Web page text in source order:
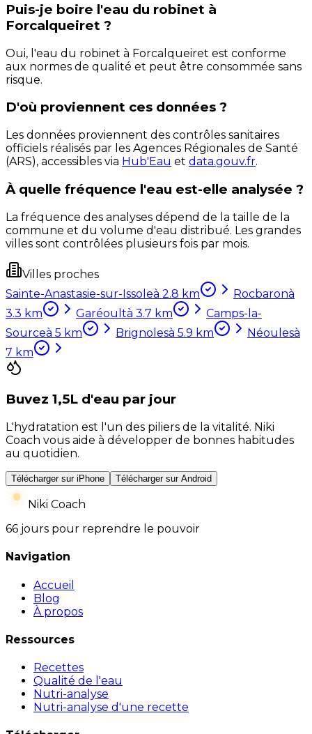
Puis-je boire l'eau du robinet à
Forcalqueiret ?
Oui, l'eau du robinet à Forcalqueiret est conforme
aux normes de qualité et peut être consommée sans
risque.
D'où proviennent ces données ?
Les données proviennent des contrôles sanitaires
officiels réalisés par les Agences Régionales de Santé
(ARS), accessibles via Hub'Eau et data.gouv.fr.
À quelle fréquence l'eau est-elle analysée ?
La fréquence des analyses dépend de la taille de la
commune et du volume d'eau distribué. Les grandes
villes sont contrôlées plusieurs fois par mois.
Villes proches
Sainte-Anastasie-sur-Issoleà 2.8 km Rocbaronà
3.3 km Garéoultà 3.7 km
Camps-la-
Sourceà 5 km Brignolesà 5.9 km Néoulesà
7 km
Buvez 1,5L d'eau par jour
L'hydratation est l'un des piliers de la vitalité. Niki
Coach vous aide à développer de bonnes habitudes
au quotidien.
Télécharger sur iPhone Télécharger sur Android
Niki Coach
66 jours pour reprendre le pouvoir
Navigation
Accueil
Blog
À propos
Ressources
Recettes
Qualité de l'eau
Nutri-analyse
Nutri-analyse d'une recette